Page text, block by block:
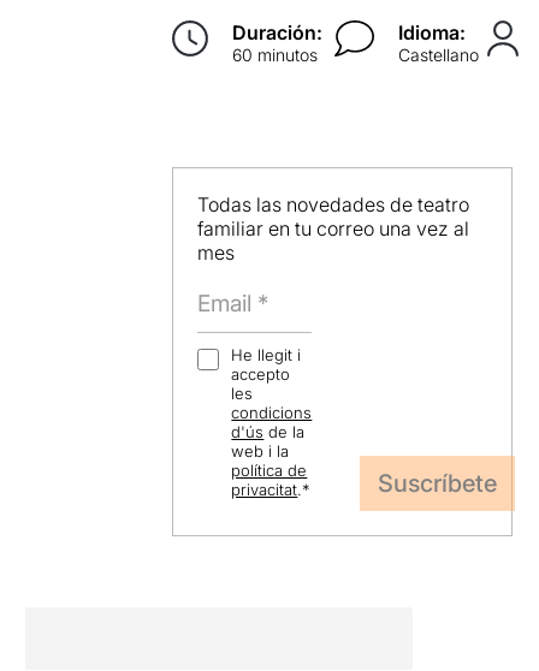
Duración:
60 minutos
Idioma:
Castellano
Todas las novedades de teatro
familiar en tu correo una vez al
mes
He llegit i
accepto
les
condicions
d'ús de la
web i la
política de
privacitat.*